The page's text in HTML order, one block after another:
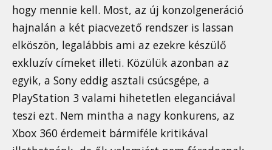
hogy mennie kell. Most, az új konzolgeneráció
hajnalán a két piacvezető rendszer is lassan
elköszön, legalábbis ami az ezekre készülő
exkluzív címeket illeti. Közülük azonban az
egyik, a Sony eddig asztali csúcsgépe, a
PlayStation 3 valami hihetetlen eleganciával
teszi ezt. Nem mintha a nagy konkurens, az
Xbox 360 érdemeit bármiféle kritikával